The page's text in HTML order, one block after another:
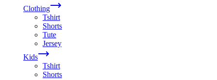
Clothing
Tshirt
Shorts
Tute
Jersey
Kids
Tshirt
Shorts